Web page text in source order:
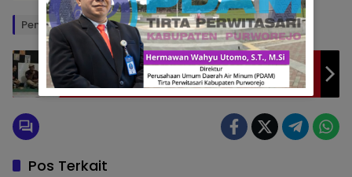
Penulis: Ariyanti Editor: Okto
Dari Sekre Unperba, Seruan untuk
Kembalikan Demokrasi dan Ruang Sipil
Pos Terkait